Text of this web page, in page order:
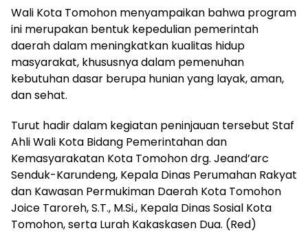
Wali Kota Tomohon menyampaikan bahwa program
ini merupakan bentuk kepedulian pemerintah
daerah dalam meningkatkan kualitas hidup
masyarakat, khususnya dalam pemenuhan
kebutuhan dasar berupa hunian yang layak, aman,
dan sehat.
Turut hadir dalam kegiatan peninjauan tersebut Staf
Ahli Wali Kota Bidang Pemerintahan dan
Kemasyarakatan Kota Tomohon drg. Jeand’arc
Senduk-Karundeng, Kepala Dinas Perumahan Rakyat
dan Kawasan Permukiman Daerah Kota Tomohon
Joice Taroreh, S.T., M.Si., Kepala Dinas Sosial Kota
Tomohon, serta Lurah Kakaskasen Dua. (Red)